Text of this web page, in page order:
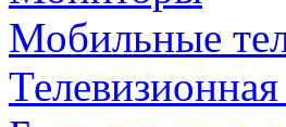
Мобильные